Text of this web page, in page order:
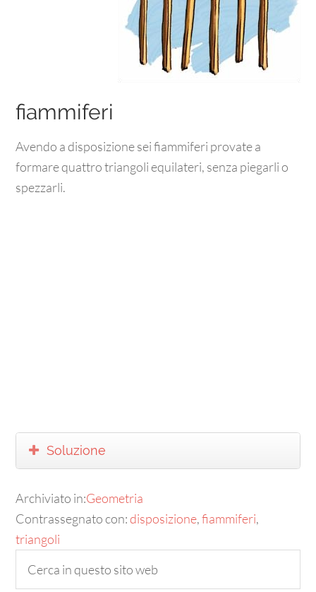
fiammiferi
Avendo a disposizione sei fiammiferi provate a
formare quattro triangoli equilateri, senza piegarli o
spezzarli.
Soluzione
Archiviato in:Geometria
Contrassegnato con:disposizione,fiammiferi,
triangoli